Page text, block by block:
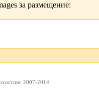
за размещение:
2007-2014